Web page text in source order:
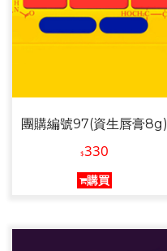
團購編號97(資生唇膏8g)
$330
購買